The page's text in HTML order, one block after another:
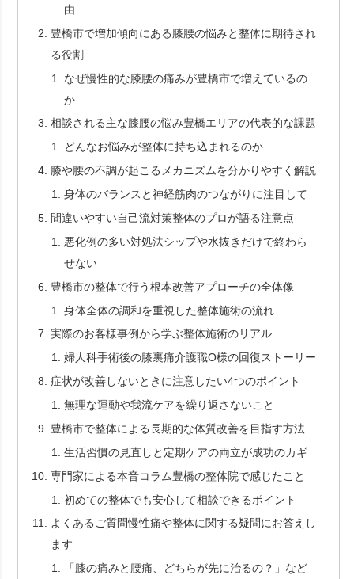
由
豊橋市で増加傾向にある膝腰の悩みと整体に期待され
る役割
なぜ慢性的な膝腰の痛みが豊橋市で増えているの
か
相談される主な膝腰の悩み豊橋エリアの代表的な課題
どんなお悩みが整体に持ち込まれるのか
膝や腰の不調が起こるメカニズムを分かりやすく解説
身体のバランスと神経筋肉のつながりに注目して
間違いやすい自己流対策整体のプロが語る注意点
悪化例の多い対処法シップや水抜きだけで終わら
せない
豊橋市の整体で行う根本改善アプローチの全体像
身体全体の調和を重視した整体施術の流れ
実際のお客様事例から学ぶ整体施術のリアル
婦人科手術後の膝裏痛介護職O様の回復ストーリー
症状が改善しないときに注意したい4つのポイント
無理な運動や我流ケアを繰り返さないこと
豊橋市で整体による長期的な体質改善を目指す方法
生活習慣の見直しと定期ケアの両立が成功のカギ
専門家による本音コラム豊橋の整体院で感じたこと
初めての整体でも安心して相談できるポイント
よくあるご質問慢性痛や整体に関する疑問にお答えし
ます
「膝の痛みと腰痛、どちらが先に治るの？」など